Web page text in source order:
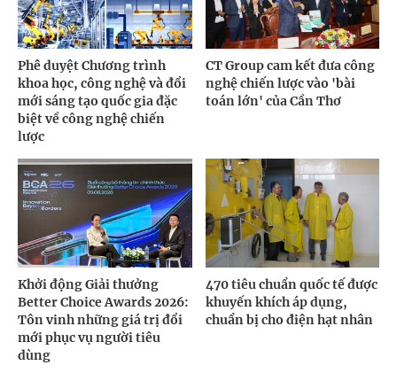
Phê duyệt Chương trình
khoa học, công nghệ và đổi
mới sáng tạo quốc gia đặc
biệt về công nghệ chiến
lược
CT Group cam kết đưa công
nghệ chiến lược vào 'bài
toán lớn' của Cần Thơ
Khởi động Giải thưởng
Better Choice Awards 2026:
Tôn vinh những giá trị đổi
mới phục vụ người tiêu
dùng
470 tiêu chuẩn quốc tế được
khuyến khích áp dụng,
chuẩn bị cho điện hạt nhân